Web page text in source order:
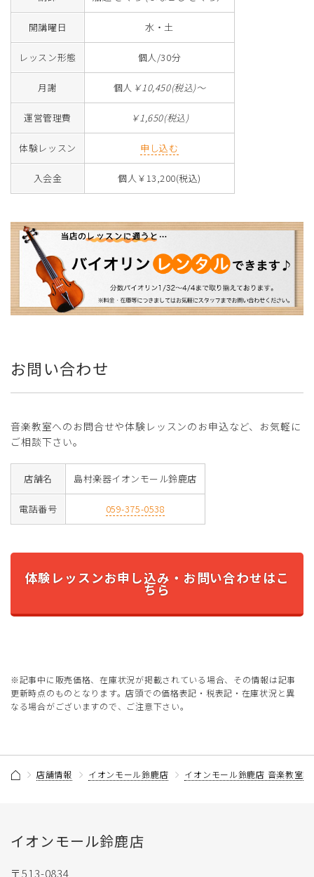
開講曜日 水・土
レッスン形態 個人/30分
月謝 個人 ￥10,450(税込)～
運営管理費 ￥1,650(税込)
体験レッスン 申し込む
入会金 個人￥13,200(税込)
お問い合わせ
音楽教室へのお問合せや体験レッスンのお申込など、お気軽に
ご相談下さい。
店舗名 島村楽器イオンモール鈴鹿店
電話番号 059-375-0538
体験レッスンお申し込み・お問い合わせはこ
ちら
※記事中に販売価格、在庫状況が掲載されている場合、その情報は記事
更新時点のものとなります。店頭での価格表記・税表記・在庫状況と異
なる場合がございますので、ご注意下さい。
店舗情報 イオンモール鈴鹿店 イオンモール鈴鹿店 音楽教室
イオンモール鈴鹿店
〒513-0834